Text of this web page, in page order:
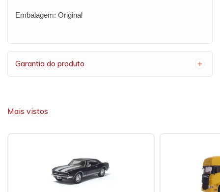
Embalagem: Original
Garantia do produto
Mais vistos